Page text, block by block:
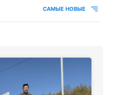
САМЫЕ НОВЫЕ